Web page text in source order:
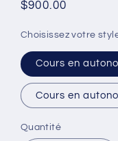
Prix
$900.00
Choisissez votre
Cours en
Cours en
Quantité